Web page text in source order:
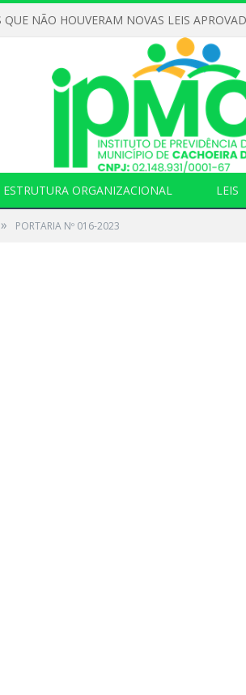
ESTRUTURA ORGANIZACIONAL LEIS
» PORTARIA Nº 016-2023